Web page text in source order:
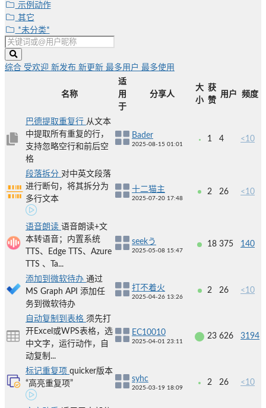
示例动作
其它
*未分类*
综合 受欢迎 新发布 新更新 最多用户 最多使用
名称
适
用
于
分享人
大
小
获
赞
用户 频度
巴德提取重复行 从文本
中提取所有重复的行，
支持忽略空行和前后空
格
Bader
2025-08-15 01:01
1 4 <10
段落拆分 对中英文段落
进行断句，将其拆分为
多行文本
十二猫主
2025-07-20 17:48
2 26 <10
语音朗读 语音朗读+文
本转语音；内置系统
TTS、Edge TTS、Azure
TTS 、Ta...
seekう
2025-05-08 15:47
18 375 140
添加到微软待办 通过
MS Graph API 添加任
务到微软待办
打不着火
2025-04-26 13:26
2 26 <10
自动复制到表格 须先打
开Excel或WPS表格，选
中文字，运行动作，自
动复制...
EC10010
2025-04-01 23:11
23 626 3194
标记重复项 quicker版本
“高亮重复项”
syhc
2025-03-19 18:09
2 26 <10